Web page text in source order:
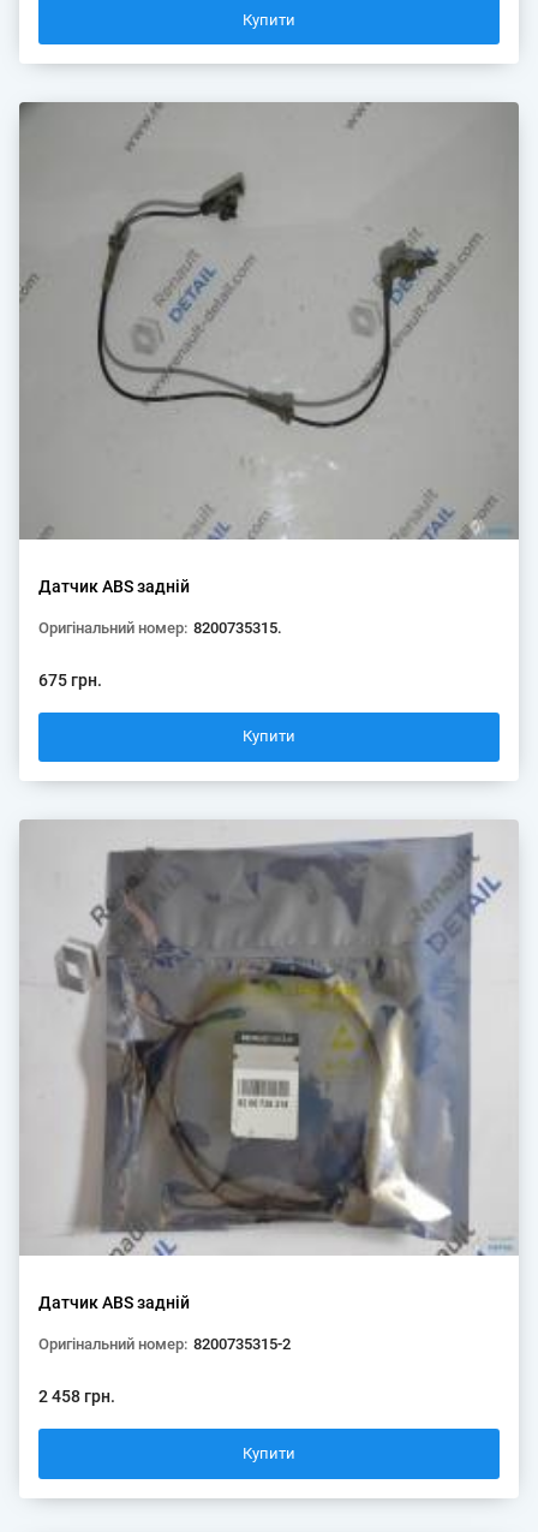
Датчик ABS задній
Оригінальний номер: 8200735315.
675 грн.
Датчик ABS задній
Оригінальний номер: 8200735315-2
2 458 грн.